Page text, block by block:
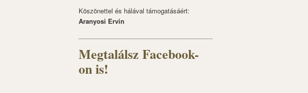
Köszönettel és hálával támogatásáért:
Aranyosi Ervin
Megtalálsz Facebook-
on is!